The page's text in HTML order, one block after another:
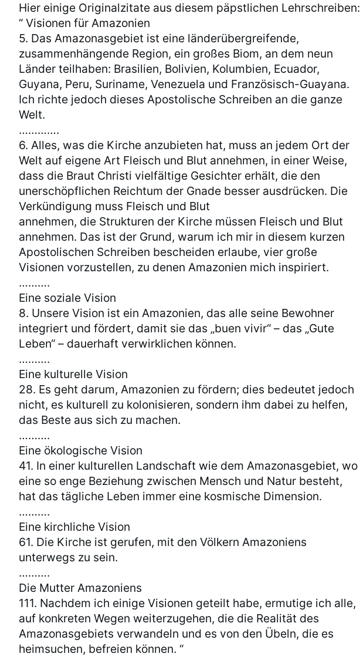
Hier einige Originalzitate aus diesem päpstlichen Lehrschreiben:
“ Visionen für Amazonien
5. Das Amazonasgebiet ist eine länderübergreifende,
zusammenhängende Region, ein großes Biom, an dem neun
Länder teilhaben: Brasilien, Bolivien, Kolumbien, Ecuador,
Guyana, Peru, Suriname, Venezuela und Französisch-Guayana.
Ich richte jedoch dieses Apostolische Schreiben an die ganze
Welt.
………….
6. Alles, was die Kirche anzubieten hat, muss an jedem Ort der
Welt auf eigene Art Fleisch und Blut annehmen, in einer Weise,
dass die Braut Christi vielfältige Gesichter erhält, die den
unerschöpflichen Reichtum der Gnade besser ausdrücken. Die
Verkündigung muss Fleisch und Blut
annehmen, die Strukturen der Kirche müssen Fleisch und Blut
annehmen. Das ist der Grund, warum ich mir in diesem kurzen
Apostolischen Schreiben bescheiden erlaube, vier große
Visionen vorzustellen, zu denen Amazonien mich inspiriert.
……….
Eine soziale Vision
8. Unsere Vision ist ein Amazonien, das alle seine Bewohner
integriert und fördert, damit sie das „buen vivir“ – das „Gute
Leben“ – dauerhaft verwirklichen können.
……….
Eine kulturelle Vision
28. Es geht darum, Amazonien zu fördern; dies bedeutet jedoch
nicht, es kulturell zu kolonisieren, sondern ihm dabei zu helfen,
das Beste aus sich zu machen.
……….
Eine ökologische Vision
41. In einer kulturellen Landschaft wie dem Amazonasgebiet, wo
eine so enge Beziehung zwischen Mensch und Natur besteht,
hat das tägliche Leben immer eine kosmische Dimension.
……….
Eine kirchliche Vision
61. Die Kirche ist gerufen, mit den Völkern Amazoniens
unterwegs zu sein.
……….
Die Mutter Amazoniens
111. Nachdem ich einige Visionen geteilt habe, ermutige ich alle,
auf konkreten Wegen weiterzugehen, die die Realität des
Amazonasgebiets verwandeln und es von den Übeln, die es
heimsuchen, befreien können. “